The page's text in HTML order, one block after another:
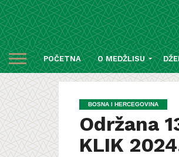
POČETNA O MEDŽLISU
BOSNA I HERCEGOVINA
Održana
KLIK